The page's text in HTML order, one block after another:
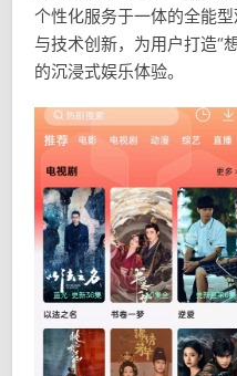
个性化服务于一体的全能
与技术创新，为用户打造“
的沉浸式娱乐体验。